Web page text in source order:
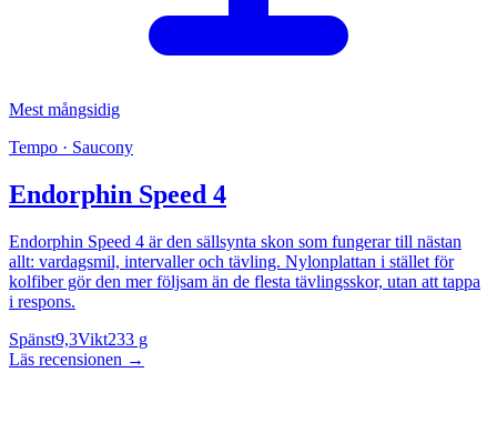
Mest mångsidig
Tempo · Saucony
Endorphin Speed 4
Endorphin Speed 4 är den sällsynta skon som fungerar till nästan
allt: vardagsmil, intervaller och tävling. Nylonplattan i stället för
kolfiber gör den mer följsam än de flesta tävlingsskor, utan att tappa
i respons.
Spänst9,3Vikt233 g
Läs recensionen →